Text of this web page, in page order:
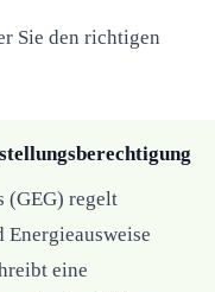
Sie den richtigen
(GEG) regelt
eine